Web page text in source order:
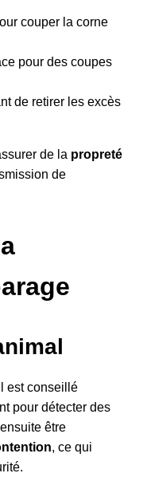
couper la corne
pour des coupes
de retirer les excès
de la propreté
de
est conseillé
pour détecter des
être
, ce qui